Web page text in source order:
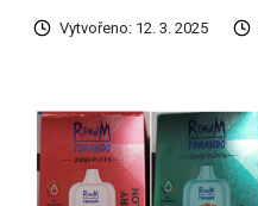
Vytvořeno: 12. 3. 2025